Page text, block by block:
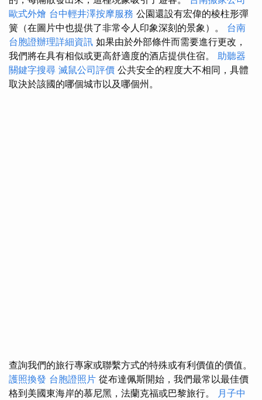
歐式外燴 台中輕井澤按摩服務 公園還設有宏偉的棱柱形彈
簧（在圖片中也提供了非常令人印象深刻的景象）。 台南
台胞證辦理詳細資訊 如果由於外部條件而需要進行更改，
我們將在具有相似或更高舒適度的酒店提供住宿。 助聽器
關鍵字搜尋 滅鼠公司評價 公共安全的程度大不相同，具體
取決於該國的哪個城市以及哪個州。
查詢我們的旅行專家或聯繫方式的特殊或有利價值的價值。
護照換發 台胞證照片 從布達佩斯開始，我們最常以最佳價
格到美國東海岸的慕尼黑，法蘭克福或巴黎旅行。 月子中